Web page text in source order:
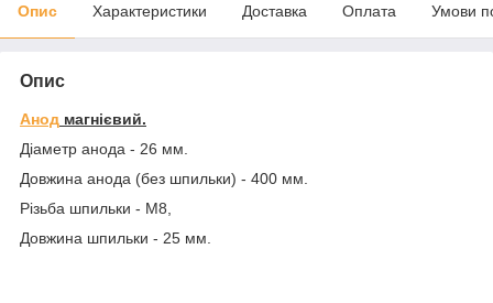
Опис Характеристики Доставка Оплата Умови
Опис
Анод магнієвий.
Діаметр анода - 26 мм.
Довжина анода (без шпильки) - 400 мм.
Різьба шпильки - М8,
Довжина шпильки - 25 мм.